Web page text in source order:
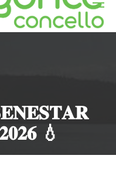
💧